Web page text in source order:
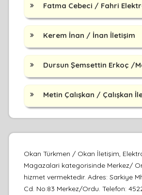
Fatma Cebeci / Fahri
Kerem İnan / İnan İletişim
Dursun Şemsettin Erkoç /
Metin Çalışkan / Çalışkan
Okan Türkmen / Okan İletişim,
Magazalari kategorisinde Merkez/
hizmet vermektedir. Adres: Sarkiye
Cd. No:83 Merkez/Ordu. Telefon: